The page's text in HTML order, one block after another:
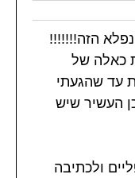
הזה!!!!!!!
כאלה של
עד שהגעתי
העשיר שיש
ולכתיבה